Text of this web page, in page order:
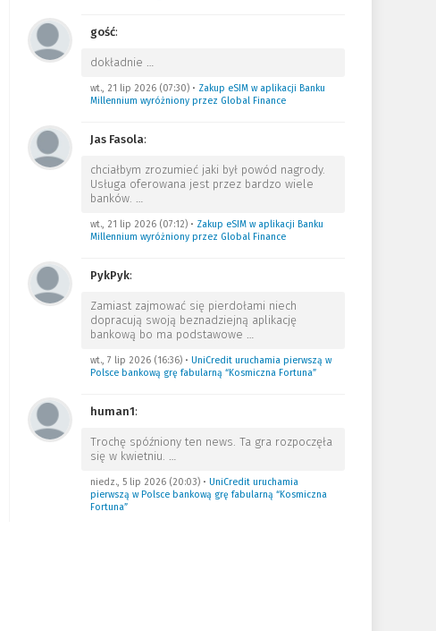
gość:
dokładnie …
wt., 21 lip 2026 (07:30)• Zakup eSIM w aplikacji Banku
Millennium wyróżniony przez Global Finance
Jas Fasola:
chciałbym zrozumieć jaki był powód nagrody.
Usługa oferowana jest przez bardzo wiele
banków. …
wt., 21 lip 2026 (07:12)• Zakup eSIM w aplikacji Banku
Millennium wyróżniony przez Global Finance
PykPyk:
Zamiast zajmować się pierdołami niech
dopracują swoją beznadziejną aplikację
bankową bo ma podstawowe …
wt., 7 lip 2026 (16:36)• UniCredit uruchamia pierwszą w
Polsce bankową grę fabularną “Kosmiczna Fortuna”
human1:
Trochę spóźniony ten news. Ta gra rozpoczęła
się w kwietniu. …
niedz., 5 lip 2026 (20:03)• UniCredit uruchamia
pierwszą w Polsce bankową grę fabularną “Kosmiczna
Fortuna”